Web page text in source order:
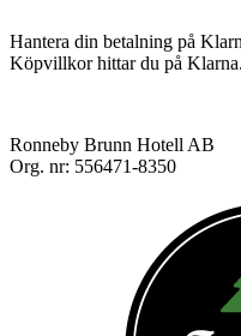
Hantera din betalning på
Köpvillkor hittar du på
Ronneby Brunn Hotell AB
Org. nr: 556471-8350